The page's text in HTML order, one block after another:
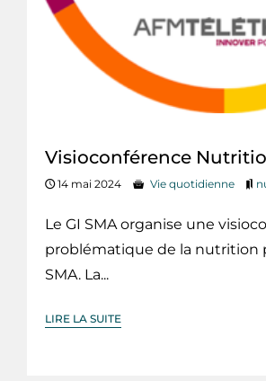
Visioconférence
14 mai 2024 Vie quotidienne
Le GI SMA organise une
problématique de la nutrition
SMA. La...
LIRE LA SUITE